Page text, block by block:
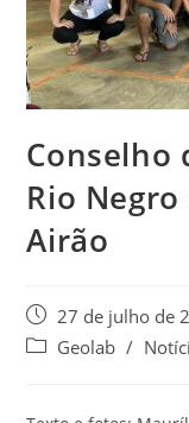
Conselho
Rio
Airão
27 de julho de
Geolab /